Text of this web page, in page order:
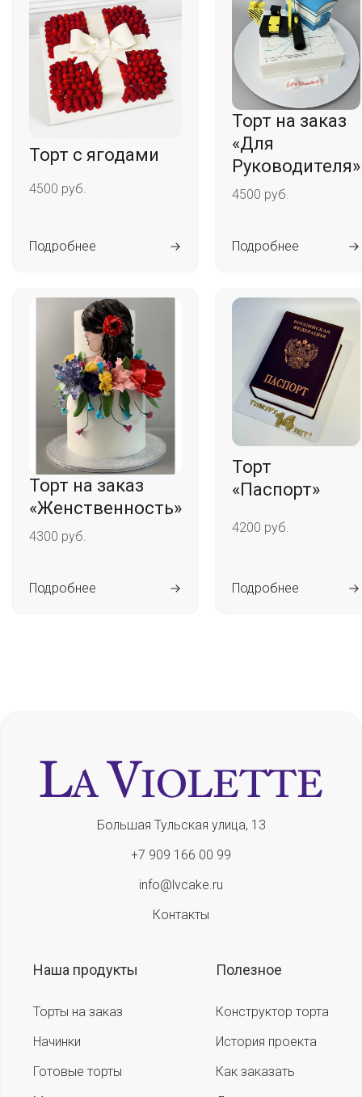
Торт с ягодами
4500 руб.
Подробнее
Торт на заказ
«Для
Руководителя»
4500 руб.
Подробнее
Торт на заказ
«Женственность»
4300 руб.
Подробнее
Торт
«Паспорт»
4200 руб.
Подробнее
Большая Тульская улица, 13
+7 909 166 00 99
info@lvcake.ru
Контакты
Наша продукты
Торты на заказ
Начинки
Готовые торты
Полезное
Конструктор торта
История проекта
Как заказать